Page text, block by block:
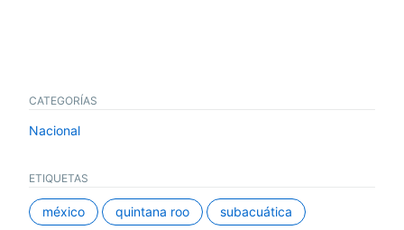
CATEGORÍAS
Nacional
ETIQUETAS
méxico quintana roo subacuática